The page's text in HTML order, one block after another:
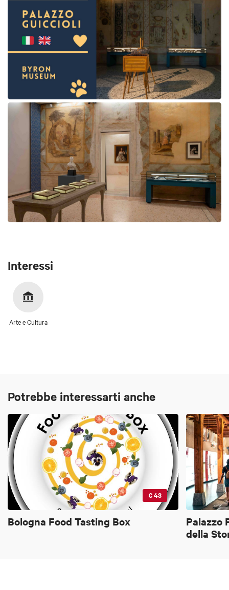
simbolo del cuore nell'immagine di copertina e questa
stessa dicitura tra le informazioni utili.
- Puntualità e ritrovo:
è fondamentale rispettare l'orario di prenotazione del tour,
poiché gli orari di ingresso al museo non consentono
deroghe. I partecipanti sono tenuti a presentarsi almeno 10
minuti prima della partenza del tour al punto di ritrovo
indicato. In caso di ritardo, la partecipazione al tour non è
garantita e non è previsto alcun rimborso.
- Richiesta fattura:
se necessiti di fattura, sarà necessario richiederla prima di
effettuare il pagamento contattando l'ufficio all'indirizzo:
info@visitravenna.it.
Interessi
Arte e Cultura
Potrebbe interessarti anche
€ 43
Bologna Food Tasting Box
Palazzo
della